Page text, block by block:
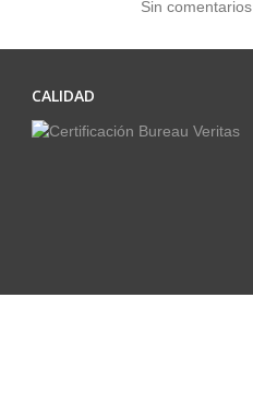
Sin comentarios
CALIDAD